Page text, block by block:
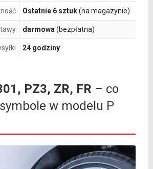
Ostatnie 6 sztuk(na magazynie)
darmowa (bezpłatna)
24 godziny
PZ3, ZR, FR – co
w modelu P